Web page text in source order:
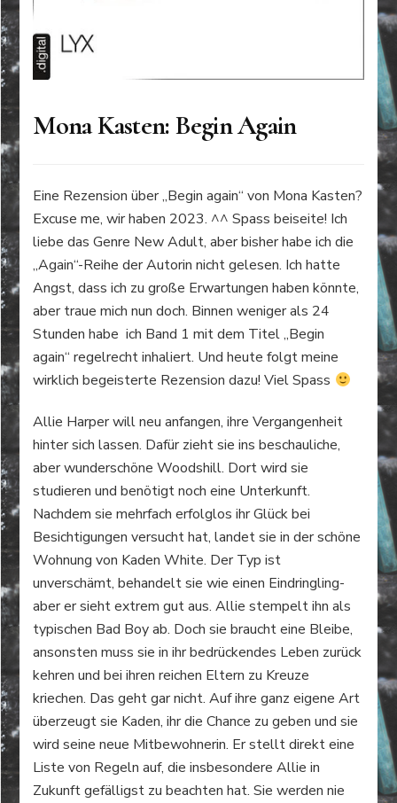
Mona Kasten: Begin Again
Eine Rezension über „Begin again“ von Mona Kasten?
Excuse me, wir haben 2023. ^^ Spass beiseite! Ich
liebe das Genre New Adult, aber bisher habe ich die
„Again“-Reihe der Autorin nicht gelesen. Ich hatte
Angst, dass ich zu große Erwartungen haben könnte,
aber traue mich nun doch. Binnen weniger als 24
Stunden habe ich Band 1 mit dem Titel „Begin
again“ regelrecht inhaliert. Und heute folgt meine
wirklich begeisterte Rezension dazu! Viel Spass
Allie Harper will neu anfangen, ihre Vergangenheit
hinter sich lassen. Dafür zieht sie ins beschauliche,
aber wunderschöne Woodshill. Dort wird sie
studieren und benötigt noch eine Unterkunft.
Nachdem sie mehrfach erfolglos ihr Glück bei
Besichtigungen versucht hat, landet sie in der schöne
Wohnung von Kaden White. Der Typ ist
unverschämt, behandelt sie wie einen Eindringling-
aber er sieht extrem gut aus. Allie stempelt ihn als
typischen Bad Boy ab. Doch sie braucht eine Bleibe,
ansonsten muss sie in ihr bedrückendes Leben zurück
kehren und bei ihren reichen Eltern zu Kreuze
kriechen. Das geht gar nicht. Auf ihre ganz eigene Art
überzeugt sie Kaden, ihr die Chance zu geben und sie
wird seine neue Mitbewohnerin. Er stellt direkt eine
Liste von Regeln auf, die insbesondere Allie in
Zukunft gefälligst zu beachten hat. Sie werden nie